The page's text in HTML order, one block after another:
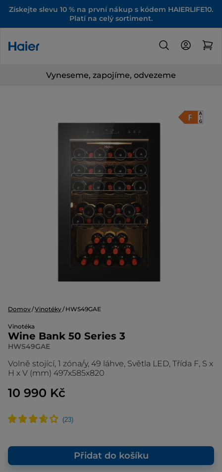
Získejte slevu 10 % na první nákup s kódem HAIERLIFE10.
Platí na celý sortiment.
Vyneseme, zapojíme, odvezeme
Domov Vinotéky HWS49GAE
Vinotéka
Wine Bank 50 Series 3
HWS49GAE
Volně stojící, 1 zóna/y, 49 láhve, Světla LED, Třída F, S x
H x V (mm) 497x585x820
10 990 Kč
Přidat do košíku